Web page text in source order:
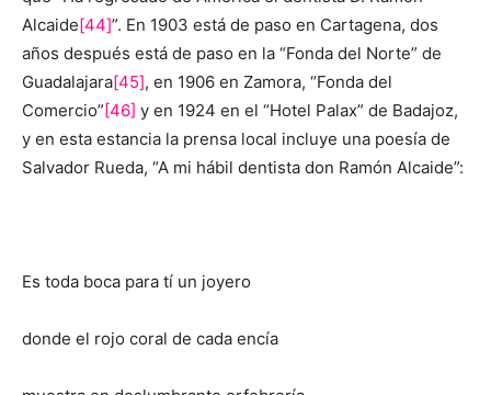
Alcaide[44]”. En 1903 está de paso en Cartagena, dos
años después está de paso en la “Fonda del Norte” de
Guadalajara[45], en 1906 en Zamora, “Fonda del
Comercio”[46] y en 1924 en el “Hotel Palax” de Badajoz,
y en esta estancia la prensa local incluye una poesía de
Salvador Rueda, “A mi hábil dentista don Ramón Alcaide”:
Es toda boca para tí un joyero
donde el rojo coral de cada encía